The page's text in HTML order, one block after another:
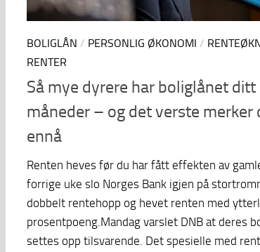
BOLIGLÅN / PERSONLIG ØKONOMI /
RENTER
Så mye dyrere har boliglånet
måneder – og det verste merker
ennå
Renten heves før du har fått effekten av
forrige uke slo Norges Bank igjen på
dobbelt rentehopp og hevet renten med
prosentpoeng.Mandag varslet DNB at deres
settes opp tilsvarende. Det spesielle med